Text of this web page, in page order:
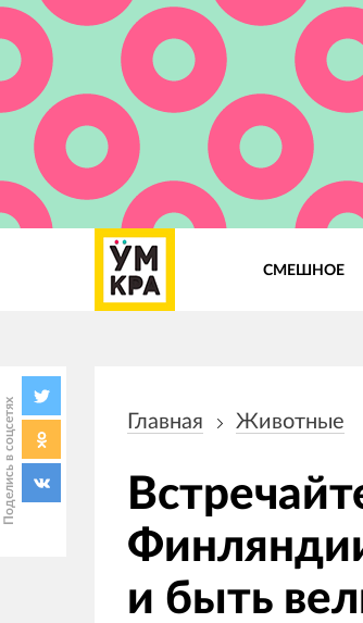
СМЕШНОЕ
Поделись в соцсетях навигации
Главная Животные
и быть